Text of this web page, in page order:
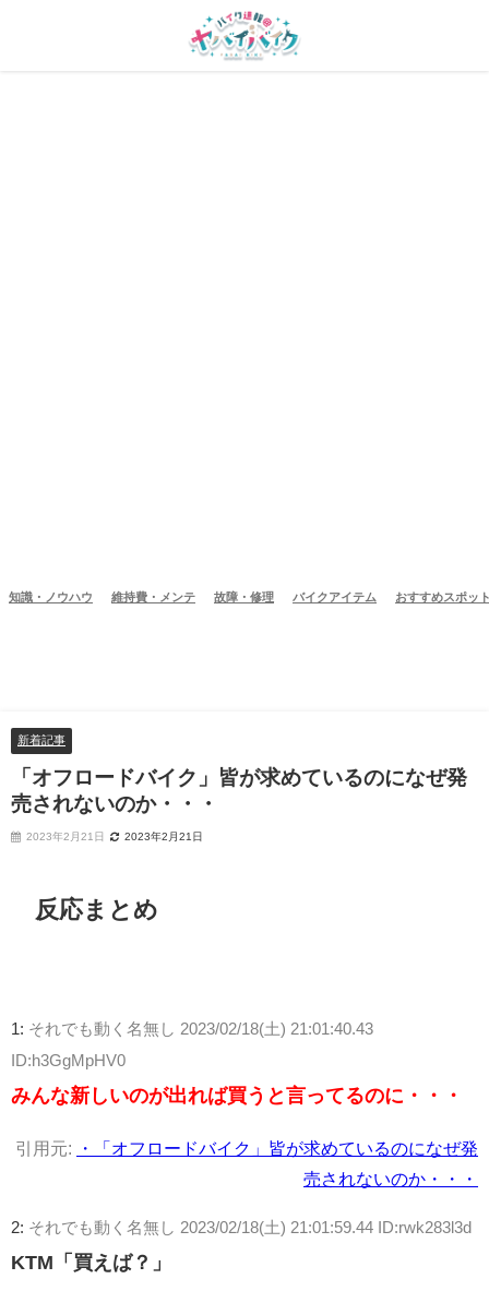
知識・ノウハウ 維持費・メンテ 故障・修理 バイクアイテム おすすめスポッ
新着記事
「オフロードバイク」皆が求めているのになぜ発
売されないのか・・・
2023年2月21日 2023年2月21日
反応まとめ
1: それでも動く名無し 2023/02/18(土) 21:01:40.43
ID:h3GgMpHV0
みんな新しいのが出れば買うと言ってるのに・・・
引用元:
・「オフロードバイク」皆が求めているのになぜ発
売されないのか・・・
2: それでも動く名無し 2023/02/18(土) 21:01:59.44 ID:rwk283l3d
KTM「買えば？」